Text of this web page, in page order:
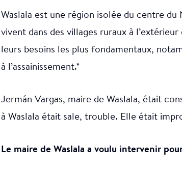
Waslala est une région isolée du centre
vivent dans des villages ruraux à
leurs besoins les plus fondamentaux,
à l’assainissement.*
Jermán Vargas, maire de Waslala, était
à Waslala était sale, trouble. Elle était
Le maire de Waslala a voulu intervenir